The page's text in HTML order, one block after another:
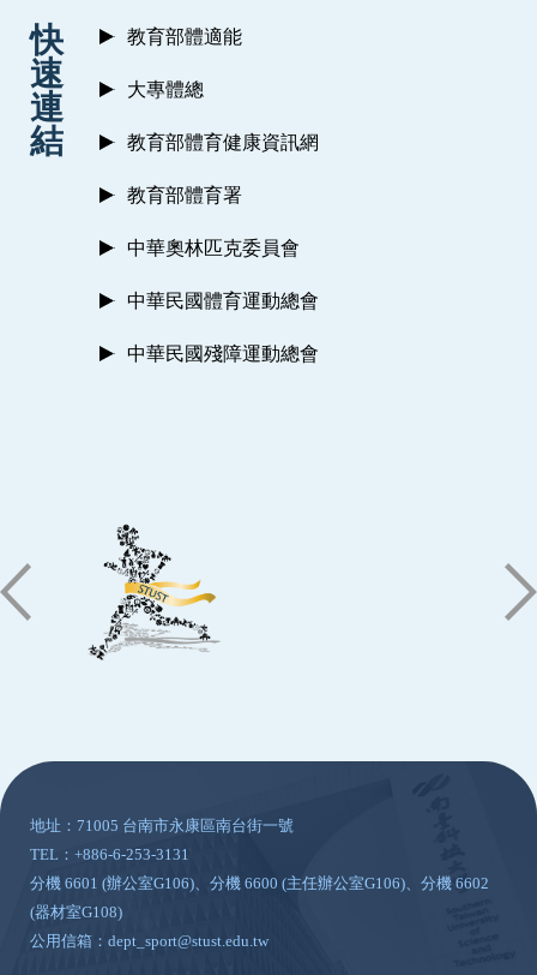
快
速
連
結
教育部體適能
大專體總
教育部體育健康資訊網
教育部體育署
中華奧林匹克委員會
中華民國體育運動總會
中華民國殘障運動總會
地址：71005 台南市永康區南台街一號
TEL：+886-6-253-3131
分機 6601 (辦公室G106)、分機 6600 (主任辦公室G106)、分機 6602
(器材室G108)
公用信箱：dept_sport@stust.edu.tw